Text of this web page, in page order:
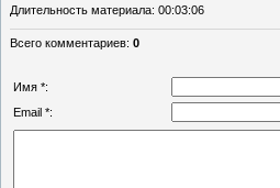
Длительность материала: 00:03:06
Всего комментариев: 0
Имя *:
Email *: